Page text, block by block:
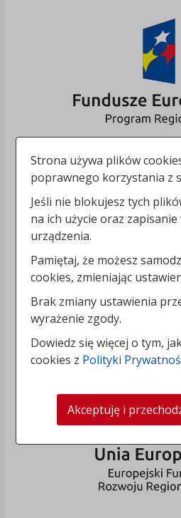
Strona używa plików
poprawnego korzystania z
Jeśli nie blokujesz tych
na ich użycie oraz zapisanie
urządzenia.
Pamiętaj, że możesz
cookies, zmieniając
Brak zmiany ustawienia
wyrażenie zgody.
Dowiedz się więcej o tym,
cookies z Polityki
Akceptuję i